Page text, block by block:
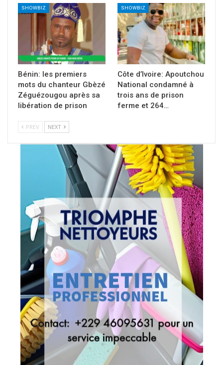
SHOWBIZ
Bénin: les premiers
mots du chanteur Gbèzé
Zéguézougou après sa
libération de prison
SHOWBIZ
Côte d’Ivoire: Apoutchou
National condamné à
trois ans de prison
ferme et 264…
PREV NEXT